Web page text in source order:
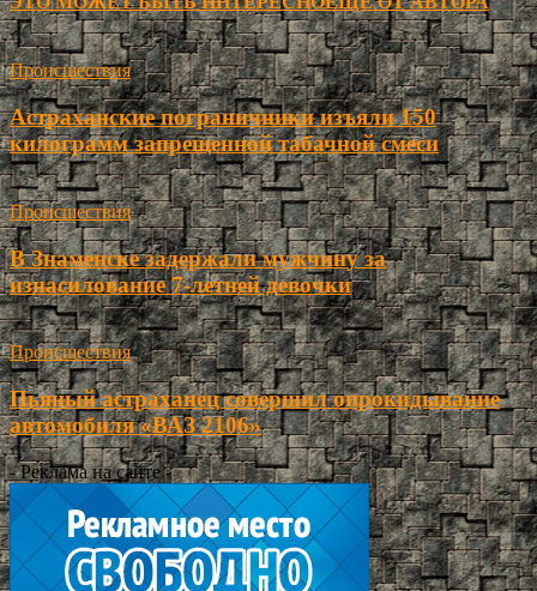
Происшествия
Астраханские пограничники изъяли 150
килограмм запрещенной табачной смеси
Происшествия
В Знаменске задержали мужчину за
изнасилование 7-летней девочки
Происшествия
Пьяный астраханец совершил опрокидывание
автомобиля «ВАЗ 2106»
- Реклама на сайте -